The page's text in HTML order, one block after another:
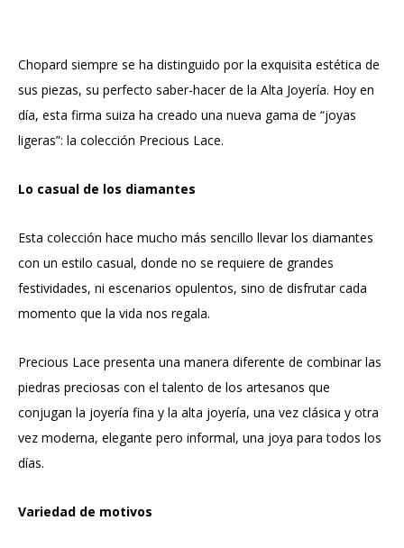
Chopard siempre se ha distinguido por la exquisita estética de
sus piezas, su perfecto saber-hacer de la Alta Joyería. Hoy en
día, esta firma suiza ha creado una nueva gama de “joyas
ligeras”: la colección Precious Lace.
Lo casual de los diamantes
Esta colección hace mucho más sencillo llevar los diamantes
con un estilo casual, donde no se requiere de grandes
festividades, ni escenarios opulentos, sino de disfrutar cada
momento que la vida nos regala.
Precious Lace presenta una manera diferente de combinar las
piedras preciosas con el talento de los artesanos que
conjugan la joyería fina y la alta joyería, una vez clásica y otra
vez moderna, elegante pero informal, una joya para todos los
días.
Variedad de motivos